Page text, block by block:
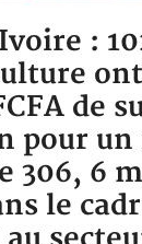
:
de
pour
306, 6
le